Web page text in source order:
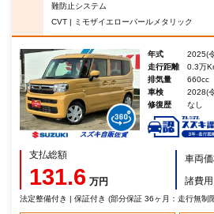
難防止システム
CVT | ミモザイエローパールメタリック
年式
2025(
走行距離
0.3万
排気量
660cc
車検
2028(
修復歴
なし
支払総額
131.6 万円
車両
諸費用
法定整備付き | 保証付き (部分保証 36ヶ月：走行無制